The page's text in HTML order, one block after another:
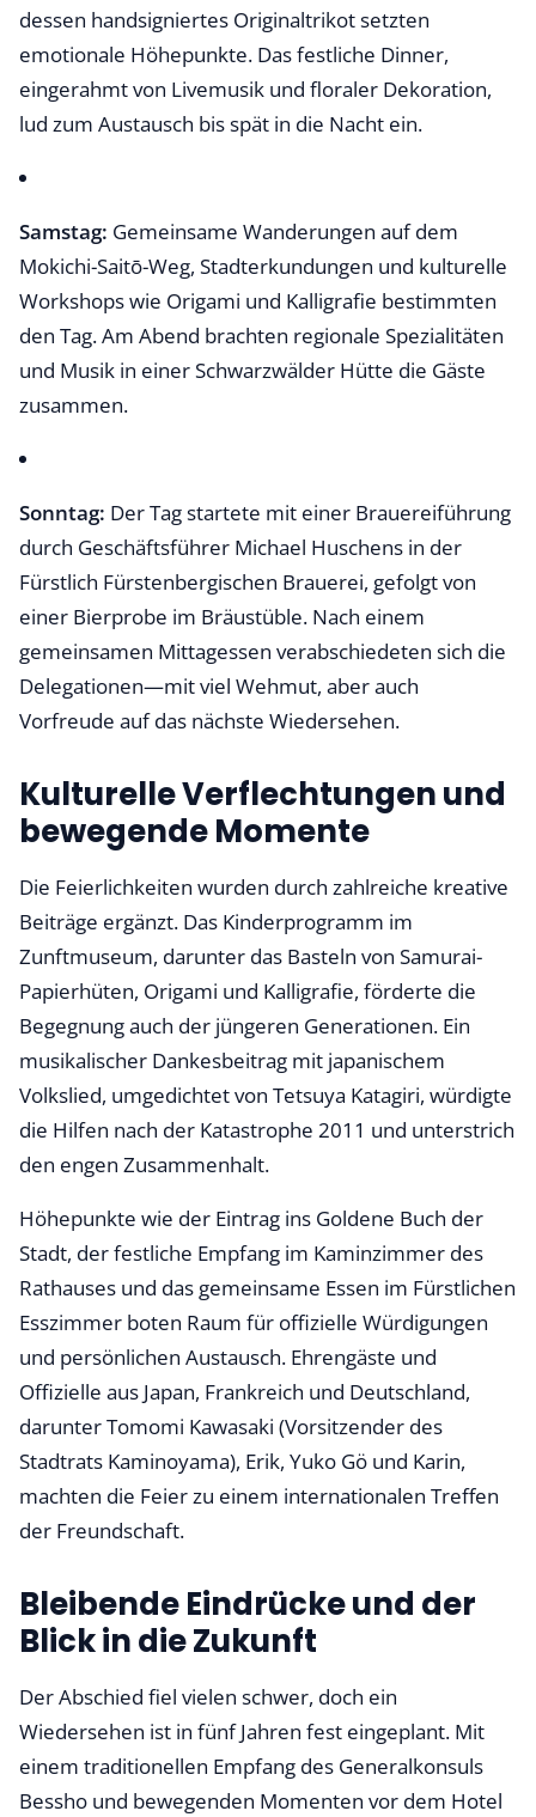
dessen handsigniertes Originaltrikot setzten
emotionale Höhepunkte. Das festliche Dinner,
eingerahmt von Livemusik und floraler Dekoration,
lud zum Austausch bis spät in die Nacht ein.
Samstag: Gemeinsame Wanderungen auf dem
Mokichi-Saitō-Weg, Stadterkundungen und kulturelle
Workshops wie Origami und Kalligrafie bestimmten
den Tag. Am Abend brachten regionale Spezialitäten
und Musik in einer Schwarzwälder Hütte die Gäste
zusammen.
Sonntag: Der Tag startete mit einer Brauereiführung
durch Geschäftsführer Michael Huschens in der
Fürstlich Fürstenbergischen Brauerei, gefolgt von
einer Bierprobe im Bräustüble. Nach einem
gemeinsamen Mittagessen verabschiedeten sich die
Delegationen—mit viel Wehmut, aber auch
Vorfreude auf das nächste Wiedersehen.
Kulturelle Verflechtungen und
bewegende Momente
Die Feierlichkeiten wurden durch zahlreiche kreative
Beiträge ergänzt. Das Kinderprogramm im
Zunftmuseum, darunter das Basteln von Samurai-
Papierhüten, Origami und Kalligrafie, förderte die
Begegnung auch der jüngeren Generationen. Ein
musikalischer Dankesbeitrag mit japanischem
Volkslied, umgedichtet von Tetsuya Katagiri, würdigte
die Hilfen nach der Katastrophe 2011 und unterstrich
den engen Zusammenhalt.
Höhepunkte wie der Eintrag ins Goldene Buch der
Stadt, der festliche Empfang im Kaminzimmer des
Rathauses und das gemeinsame Essen im Fürstlichen
Esszimmer boten Raum für offizielle Würdigungen
und persönlichen Austausch. Ehrengäste und
Offizielle aus Japan, Frankreich und Deutschland,
darunter Tomomi Kawasaki (Vorsitzender des
Stadtrats Kaminoyama), Erik, Yuko Gö und Karin,
machten die Feier zu einem internationalen Treffen
der Freundschaft.
Bleibende Eindrücke und der
Blick in die Zukunft
Der Abschied fiel vielen schwer, doch ein
Wiedersehen ist in fünf Jahren fest eingeplant. Mit
einem traditionellen Empfang des Generalkonsuls
Bessho und bewegenden Momenten vor dem Hotel